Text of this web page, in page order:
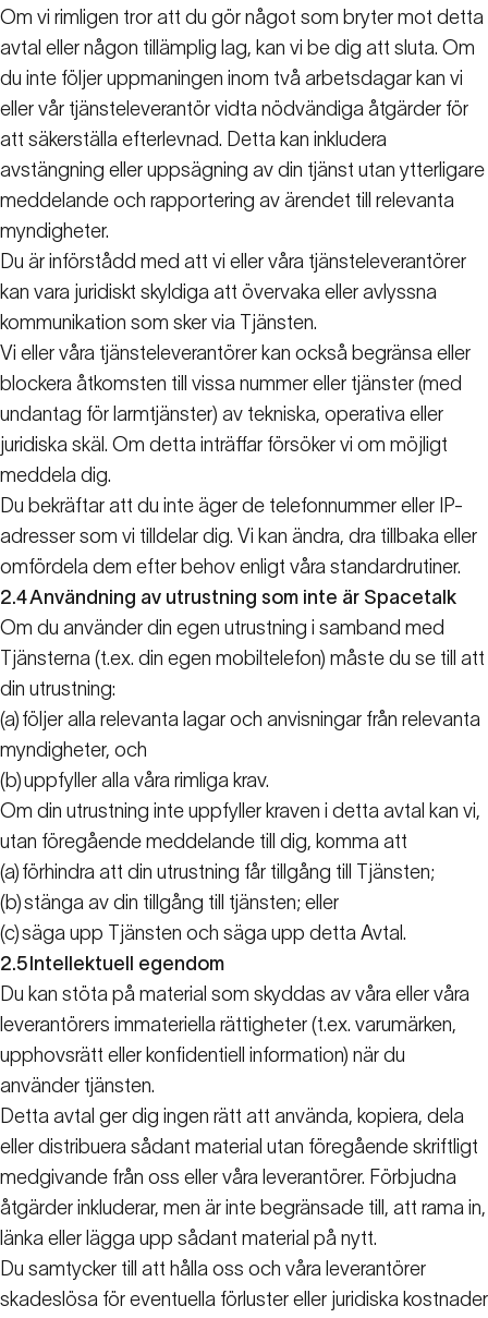
Om vi rimligen tror att du gör något som bryter mot detta
avtal eller någon tillämplig lag, kan vi be dig att sluta. Om
du inte följer uppmaningen inom två arbetsdagar kan vi
eller vår tjänsteleverantör vidta nödvändiga åtgärder för
att säkerställa efterlevnad. Detta kan inkludera
avstängning eller uppsägning av din tjänst utan ytterligare
meddelande och rapportering av ärendet till relevanta
myndigheter.
Du är införstådd med att vi eller våra tjänsteleverantörer
kan vara juridiskt skyldiga att övervaka eller avlyssna
kommunikation som sker via Tjänsten.
Vi eller våra tjänsteleverantörer kan också begränsa eller
blockera åtkomsten till vissa nummer eller tjänster (med
undantag för larmtjänster) av tekniska, operativa eller
juridiska skäl. Om detta inträffar försöker vi om möjligt
meddela dig.
Du bekräftar att du inte äger de telefonnummer eller IP-
adresser som vi tilldelar dig. Vi kan ändra, dra tillbaka eller
omfördela dem efter behov enligt våra standardrutiner.
2.4Användning av utrustning som inte är Spacetalk
Om du använder din egen utrustning i samband med
Tjänsterna (t.ex. din egen mobiltelefon) måste du se till att
din utrustning:
(a) följer alla relevanta lagar och anvisningar från relevanta
myndigheter, och
(b)uppfyller alla våra rimliga krav.
Om din utrustning inte uppfyller kraven i detta avtal kan vi,
utan föregående meddelande till dig, komma att
(a) förhindra att din utrustning får tillgång till Tjänsten;
(b)stänga av din tillgång till tjänsten; eller
(c)säga upp Tjänsten och säga upp detta Avtal.
2.5 Intellektuell egendom
Du kan stöta på material som skyddas av våra eller våra
leverantörers immateriella rättigheter (t.ex. varumärken,
upphovsrätt eller konfidentiell information) när du
använder tjänsten.
Detta avtal ger dig ingen rätt att använda, kopiera, dela
eller distribuera sådant material utan föregående skriftligt
medgivande från oss eller våra leverantörer. Förbjudna
åtgärder inkluderar, men är inte begränsade till, att rama in,
länka eller lägga upp sådant material på nytt.
Du samtycker till att hålla oss och våra leverantörer
skadeslösa för eventuella förluster eller juridiska kostnader